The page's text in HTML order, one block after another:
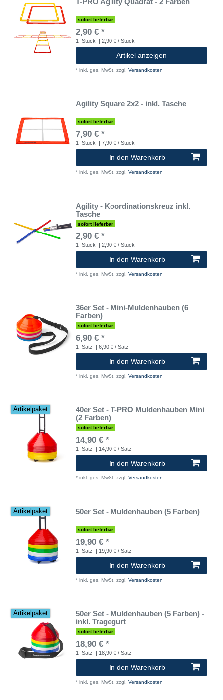
T-PRO Agility Quadrat - 2 Farben
sofort lieferbar
2,90 € *
1 Stück | 2,90 € / Stück
Artikel anzeigen
* inkl. ges. MwSt. zzgl. Versandkosten
Agility Square 2x2 - inkl. Tasche
sofort lieferbar
7,90 € *
1 Stück | 7,90 € / Stück
In den Warenkorb
* inkl. ges. MwSt. zzgl. Versandkosten
Agility - Koordinationskreuz inkl.
Tasche
sofort lieferbar
2,90 € *
1 Stück | 2,90 € / Stück
In den Warenkorb
* inkl. ges. MwSt. zzgl. Versandkosten
36er Set - Mini-Muldenhauben (6
Farben)
sofort lieferbar
6,90 € *
1 Satz | 6,90 € / Satz
In den Warenkorb
* inkl. ges. MwSt. zzgl. Versandkosten
Artikelpaket
40er Set - T-PRO Muldenhauben Mini
(2 Farben)
sofort lieferbar
14,90 € *
1 Satz | 14,90 € / Satz
In den Warenkorb
* inkl. ges. MwSt. zzgl. Versandkosten
Artikelpaket 50er Set - Muldenhauben (5 Farben)
sofort lieferbar
19,90 € *
1 Satz | 19,90 € / Satz
In den Warenkorb
* inkl. ges. MwSt. zzgl. Versandkosten
Artikelpaket
50er Set - Muldenhauben (5 Farben) -
inkl. Tragegurt
sofort lieferbar
18,90 € *
1 Satz | 18,90 € / Satz
In den Warenkorb
* inkl. ges. MwSt. zzgl. Versandkosten